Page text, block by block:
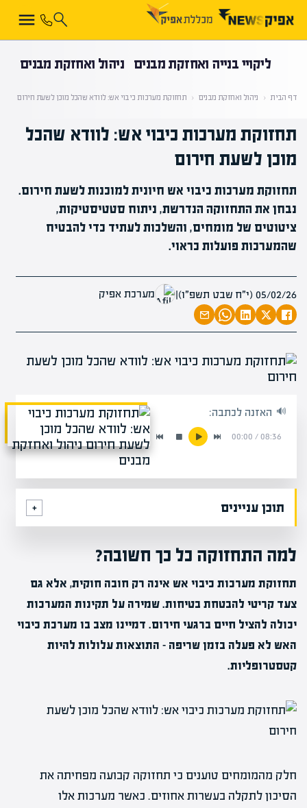
ליקויי בנייה ואחזקת מבנים ניהול ואחזקת מבנים
דף הבית ‹ ניהול ואחזקת מבנים ‹ תחזוקת מערכות כיבוי אש: לוודא שהכל מוכן לשעת חירום
תחזוקת מערכות כיבוי אש: לוודא שהכל
מוכן לשעת חירום
תחזוקת מערכות כיבוי אש חיונית למוכנות לשעת חירום.
נבחן את התחזוקה הנדרשת, ניתוח סטטיסטיקות,
ציטוטים של מומחים, והשלכות לעתיד כדי להבטיח
שהמערכות פועלות כראוי.
05/02/26 (י״ח שבט תשפ״ו) | מערכת אפיק
האזנה לכתבה:
08:36
/
00:00
תוכן עניינים
למה התחזוקה כל כך חשובה?
תחזוקת מערכות כיבוי אש אינה רק חובה חוקית, אלא גם
צעד קריטי להבטחת בטיחות. שמירה על תקינות המערכות
יכולה להציל חיים ברגעי חירום. דמיינו מצב בו מערכת כיבוי
האש לא פעלה בזמן שריפה – התוצאות עלולות להיות
קטסטרופליות.
חלק מהמומחים טוענים כי תחזוקה קבועה מפחיתה את
הסיכון לתקלה בעשרות אחוזים. כאשר מערכות אלו